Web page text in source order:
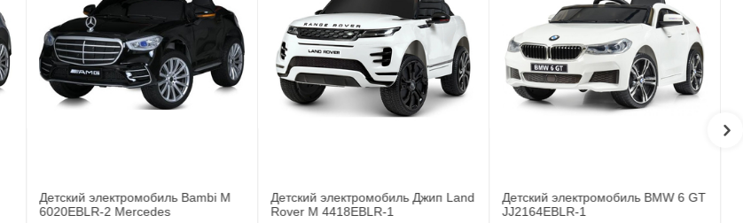
Детский электромобиль Джип Land
Rover M 4418EBLR-1
Детский электромобиль BMW 6 GT
JJ2164EBLR-1
Детский электромобиль Джип
BMW X6M JJ2199EBLR-1